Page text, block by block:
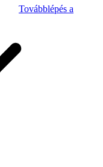
Továbblépés a